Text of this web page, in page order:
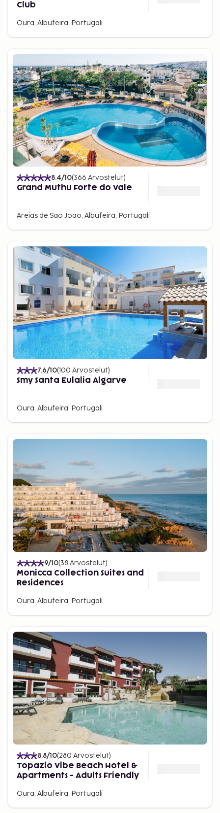
Club
Oura, Albufeira, Portugali
8.4/10(366 Arvostelut)
Grand Muthu Forte do Vale
Areias de Sao Joao, Albufeira, Portugali
7.6/10(100 Arvostelut)
Smy Santa Eulalia Algarve
Oura, Albufeira, Portugali
9/10(38 Arvostelut)
Monicca Collection Suites and
Residences
Oura, Albufeira, Portugali
8.8/10(280 Arvostelut)
Topazio Vibe Beach Hotel &
Apartments - Adults Friendly
Oura, Albufeira, Portugali